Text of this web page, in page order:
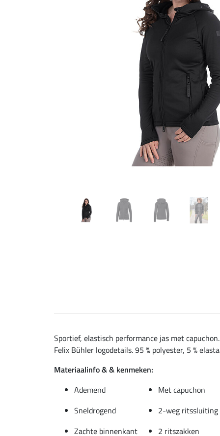
Sportief, elastisch performance jas met
Felix Bühler logodetails. 95 % polyester, 5 %
Materiaalinfo & & kenmeken:
Ademend
Met capuchon
Sneldrogend
2-weg ritssluiting
Zachte binnenkant
2 ritszakken